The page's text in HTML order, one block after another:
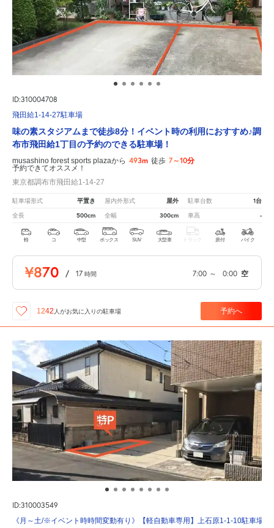
ID:310004708
飛田給1-14-27駐車場
味の素スタジアムまで徒歩8分！イベント時の利用におすすめ♪調
布市飛田給1丁目の予約のできる駐車場！
musashino forest sports plazaから 493m 徒歩 7～10分
予約できてオススメ！
東京都調布市飛田給1-14-27
駐車場形式 平置き 屋内外形式 屋外 駐車台数 1台
全長 500cm 全幅 300cm 車高 -
軽 コ 中型 ボックス SUV 大型車 トラック 原付 バイク
¥870 / 17 時間 7:00 ～ 0:00 空
1242 人がお気に入りの駐車場 予約へ
ID:310003549
《月～土/※イベント時時間変動有り》【軽自動車専用】上石原1-1-10駐車場